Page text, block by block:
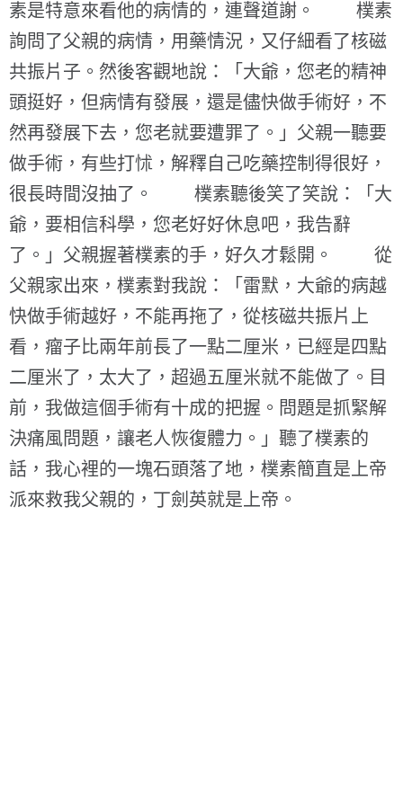
素是特意來看他的病情的，連聲道謝。 樸素
詢問了父親的病情，用藥情況，又仔細看了核磁
共振片子。然後客觀地說：「大爺，您老的精神
頭挺好，但病情有發展，還是儘快做手術好，不
然再發展下去，您老就要遭罪了。」父親一聽要
做手術，有些打怵，解釋自己吃藥控制得很好，
很長時間沒抽了。 樸素聽後笑了笑說：「大
爺，要相信科學，您老好好休息吧，我告辭
了。」父親握著樸素的手，好久才鬆開。 從
父親家出來，樸素對我說：「雷默，大爺的病越
快做手術越好，不能再拖了，從核磁共振片上
看，瘤子比兩年前長了一點二厘米，已經是四點
二厘米了，太大了，超過五厘米就不能做了。目
前，我做這個手術有十成的把握。問題是抓緊解
決痛風問題，讓老人恢復體力。」聽了樸素的
話，我心裡的一塊石頭落了地，樸素簡直是上帝
派來救我父親的，丁劍英就是上帝。